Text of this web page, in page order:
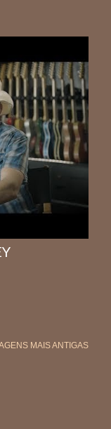
MAIS ANTIGAS